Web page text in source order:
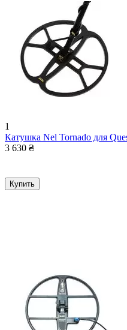
1
Катушка Nel Tornado для
3 630 ₴
Купить